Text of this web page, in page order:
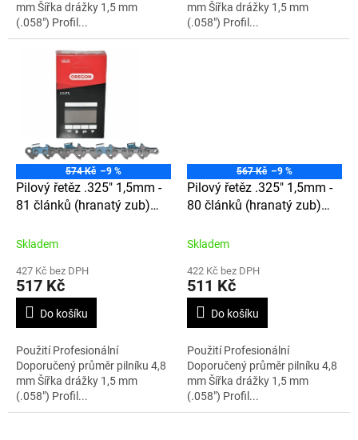
mm Šířka drážky 1,5 mm
(.058") Profil...
mm Šířka drážky 1,5 mm
(.058") Profil...
574 Kč –9 %
Pilový řetěz .325" 1,5mm -
81 článků (hranatý zub)
Skladem
427 Kč bez DPH
517 Kč
Do košíku
Použití Profesionální
Doporučený průměr pilníku 4,8
mm Šířka drážky 1,5 mm
(.058") Profil...
567 Kč –9 %
Pilový řetěz .325" 1,5mm -
80 článků (hranatý zub)
Skladem
422 Kč bez DPH
511 Kč
Do košíku
Použití Profesionální
Doporučený průměr pilníku 4,8
mm Šířka drážky 1,5 mm
(.058") Profil...